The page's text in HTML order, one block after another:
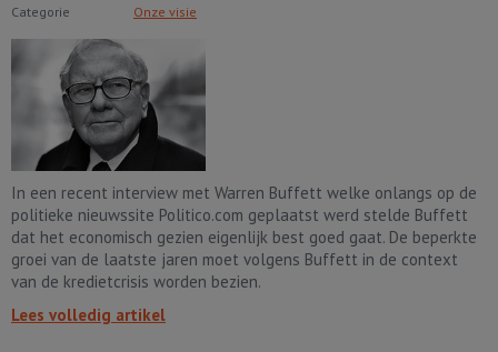
Categorie
Onze visie
In een recent interview met Warren Buffett welke onlangs op de
politieke nieuwssite Politico.com geplaatst werd stelde Buffett
dat het economisch gezien eigenlijk best goed gaat. De beperkte
groei van de laatste jaren moet volgens Buffett in de context
van de kredietcrisis worden bezien.
Lees volledig artikel